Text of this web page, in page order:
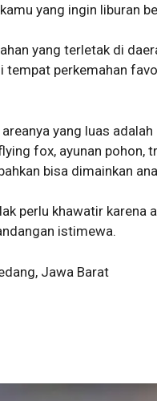
yang ingin liburan
yang terletak di
perkemahan
yang luas adalah
fox, ayunan pohon,
bisa dimainkan
perlu khawatir karena
istimewa.
Jawa Barat